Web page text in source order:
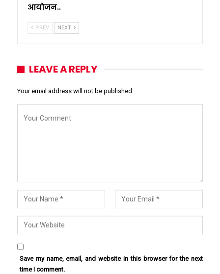
आयोजन..
PREV NEXT
LEAVE A REPLY
Your email address will not be published.
Save my name, email, and website in this browser for the next
time I comment.